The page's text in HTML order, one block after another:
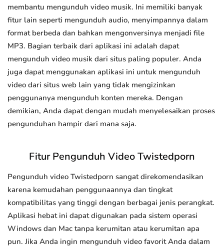
membantu mengunduh video musik. Ini memiliki banyak
fitur lain seperti mengunduh audio, menyimpannya dalam
format berbeda dan bahkan mengonversinya menjadi file
MP3. Bagian terbaik dari aplikasi ini adalah dapat
mengunduh video musik dari situs paling populer. Anda
juga dapat menggunakan aplikasi ini untuk mengunduh
video dari situs web lain yang tidak mengizinkan
penggunanya mengunduh konten mereka. Dengan
demikian, Anda dapat dengan mudah menyelesaikan proses
pengunduhan hampir dari mana saja.
Fitur Pengunduh Video Twistedporn
Pengunduh video Twistedporn sangat direkomendasikan
karena kemudahan penggunaannya dan tingkat
kompatibilitas yang tinggi dengan berbagai jenis perangkat.
Aplikasi hebat ini dapat digunakan pada sistem operasi
Windows dan Mac tanpa kerumitan atau kerumitan apa
pun. Jika Anda ingin mengunduh video favorit Anda dalam